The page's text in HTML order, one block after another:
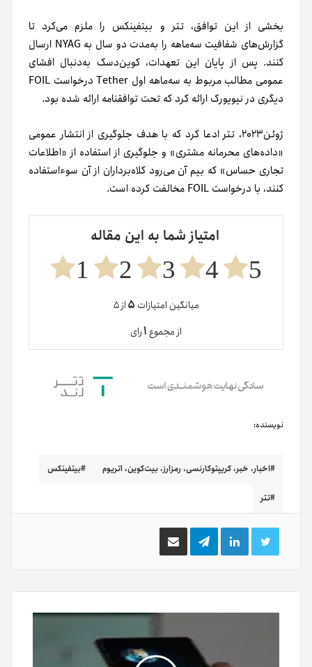
بخشی از این توافق، تتر و بیتفینکس را ملزم می‌کرد تا
گزارش‌های شفافیت سه‌ماهه را به‌مدت دو سال به NYAG ارسال
کنند. پس از پایان این تعهدات، کوین‌دسک به‌دنبال افشای
عمومی مطالب مربوط به سه‌ماهه اول Tether درخواست FOIL
دیگری در نیویورک ارائه کرد که تحت توافقنامه ارائه شده بود.
ژوئن۲۰۲۳، تتر ادعا کرد که با هدف جلوگیری از انتشار عمومی
«داده‌های محرمانه مشتری» و جلوگیری از استفاده از «اطلاعات
تجاری حساس» که بیم آن می‌رود کلاه‌برداران از آن سوءاستفاده
کنند، با درخواست FOIL مخالفت کرده است.
امتیاز شما به این مقاله
5
4
3
2
1
میانگین امتیازات ۵از ۵
از مجموع۱رای
نویسنده:
اخبار، خبر، کریپتوکارنسی، رمزارز، بیت‌کوین، اتریوم بیتفینکس
تتر
توییتر لینکدینتلگرام اشتراک
گذاری
ایمیل